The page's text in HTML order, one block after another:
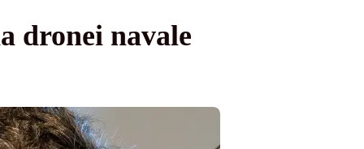
dronei navale